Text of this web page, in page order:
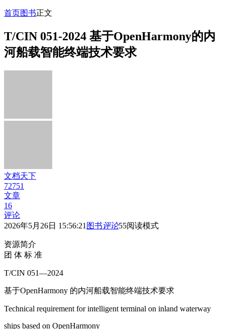
首页图书正文
T/CIN 051-2024 基于OpenHarmony的内
河船载智能终端技术要求
文档天下
72751
文章
16
评论
2026年5月26日 15:56:21 图书评论55阅读模式
资源简介
团 体 标 准
T/CIN 051—2024
基于OpenHarmony 的内河船载智能终端技术要求
Technical requirement for intelligent terminal on inland waterway
ships based on OpenHarmony